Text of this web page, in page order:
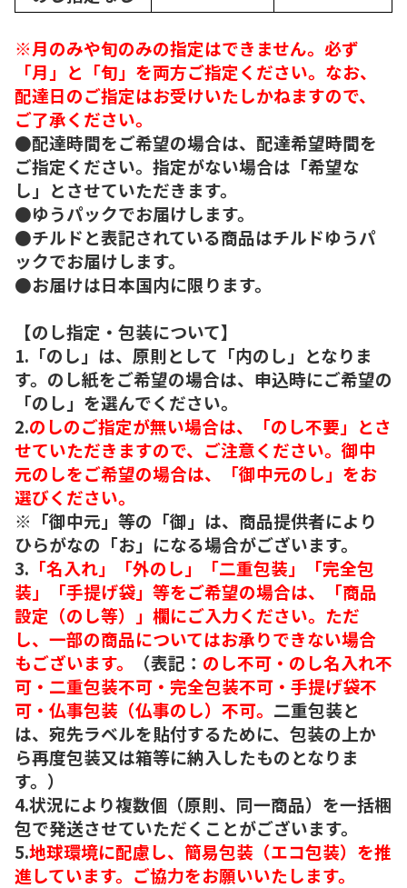
※月のみや旬のみの指定はできません。必ず
「月」と「旬」を両方ご指定ください。なお、
配達日のご指定はお受けいたしかねますので、
ご了承ください。
●配達時間をご希望の場合は、配達希望時間を
ご指定ください。指定がない場合は「希望な
し」とさせていただきます。
●ゆうパックでお届けします。
●チルドと表記されている商品はチルドゆうパ
ックでお届けします。
●お届けは日本国内に限ります。
【のし指定・包装について】
1.「のし」は、原則として「内のし」となりま
す。のし紙をご希望の場合は、申込時にご希望の
「のし」を選んでください。
2.のしのご指定が無い場合は、「のし不要」とさ
せていただきますので、ご注意ください。御中
元のしをご希望の場合は、「御中元のし」をお
選びください。
※「御中元」等の「御」は、商品提供者により
ひらがなの「お」になる場合がございます。
3. 「名入れ」「外のし」「二重包装」「完全包
装」「手提げ袋」等をご希望の場合は、「商品
設定（のし等）」欄にご入力ください。ただ
し、一部の商品についてはお承りできない場合
もございます。
（表記： のし不可・のし名入れ不
可・二重包装不可・完全包装不可・手提げ袋不
可・仏事包装（仏事のし）不可。 二重包装と
は、宛先ラベルを貼付するために、包装の上か
ら再度包装又は箱等に納入したものとなりま
す。）
4.状況により複数個（原則、同一商品）を一括梱
包で発送させていただくことがございます。
5.地球環境に配慮し、簡易包装（エコ包装）を推
進しています。ご協力をお願いいたします。